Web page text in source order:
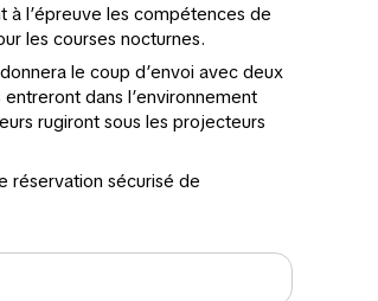
à l’épreuve les compétences de
les courses nocturnes.
le coup d’envoi avec deux
dans l’environnement
rugiront sous les projecteurs
réservation sécurisé de